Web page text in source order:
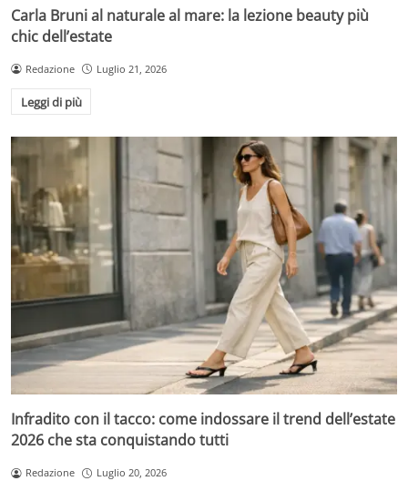
Carla Bruni al naturale al mare: la lezione beauty più
chic dell’estate
Redazione Luglio 21, 2026
Leggi di più
Infradito con il tacco: come indossare il trend dell’estate
2026 che sta conquistando tutti
Redazione Luglio 20, 2026